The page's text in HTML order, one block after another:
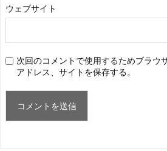
ウェブサイト
次回のコメントで使用するためブラウ
アドレス、サイトを保存する。